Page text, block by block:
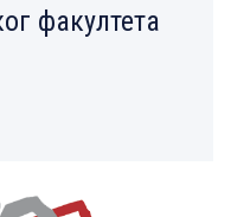
факултета